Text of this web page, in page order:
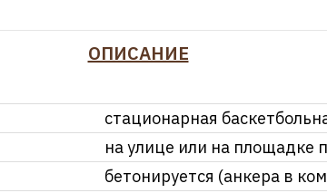
ОПИСАНИЕ
стационарная
на улице или на площадке
бетонируется (анкера в